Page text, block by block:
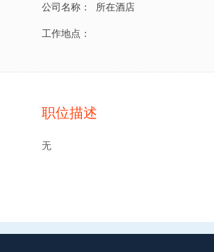
公司名称： 所在酒店
工作地点：
职位描述
无